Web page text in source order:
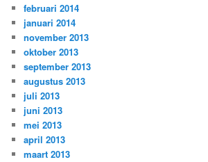
februari 2014
januari 2014
november 2013
oktober 2013
september 2013
augustus 2013
juli 2013
juni 2013
mei 2013
april 2013
maart 2013